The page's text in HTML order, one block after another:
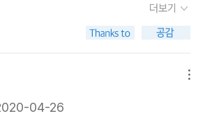
랑은 계속 더 깊이 파고들고 더 높이
기원, 자연의 법칙을 이해하고자 하
다. 이것을 영적인 탐구로 부를 수
에서 ⋆ 버락 오바마 전
실망을 넘어서 분노하게 되었다. 겨
는 이름을 달아도 된다고? 겨우 이
이 따로논다. 또 각 장의 내용도 난잡
생명의 특징을 설명하면 그를 발
론 과학자 얘기
더보기
04-26